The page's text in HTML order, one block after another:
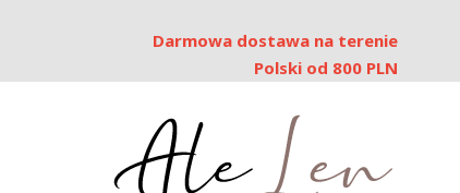
Darmowa dostawa na terenie
Polski od 800 PLN